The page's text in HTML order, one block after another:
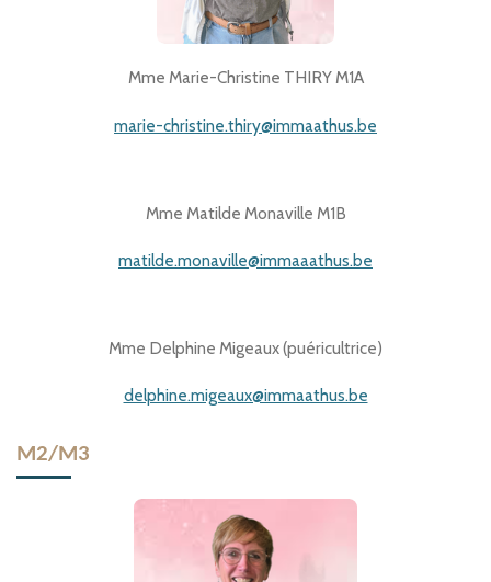
Mme Marie-Christine THIRY M1A
marie-christine.thiry@immaathus.be
Mme Matilde Monaville M1B
matilde.monaville@immaaathus.be
Mme Delphine Migeaux (puéricultrice)
delphine.migeaux@immaathus.be
M2/M3